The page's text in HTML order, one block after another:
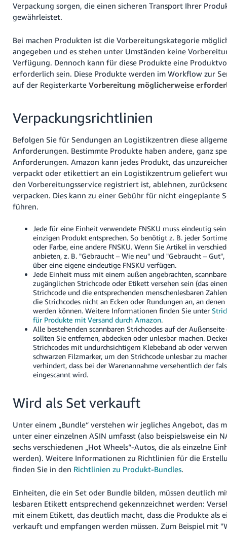
Verpackung sorgen, die einen sicheren Transport Ihrer
gewährleistet.
Bei machen Produkten ist die Vorbereitungskategorie
angegeben und es stehen unter Umständen keine
Verfügung. Dennoch kann für diese Produkte eine
erforderlich sein. Diese Produkte werden im Workflow zur
auf der RegisterkarteVorbereitung möglicherweise
Verpackungsrichtlinien
Befolgen Sie für Sendungen an Logistikzentren diese
Anforderungen. Bestimmte Produkte haben andere, ganz
Anforderungen.Amazon kann jedes Produkt, das
verpackt oder etikettiert an ein Logistikzentrum geliefert
den Vorbereitungsservice registriert ist, ablehnen,
verpacken. Dies kann zu einer Gebühr für nicht eingeplante
führen.
Jede für eine Einheit verwendete FNSKU muss eindeutig
einzigen Produkt entsprechen. So benötigt z. B. jeder
oder Farbe, eine andere FNSKU. Wenn Sie Artikel in
anbieten, z. B. "Gebraucht – Wie neu" und "Gebraucht –
über eine eigene eindeutige FNSKU verfügen.
Jede Einheit muss mit einem außen angebrachten,
zugänglichen Strichcode oder Etikett versehen sein (das
Strichcode und die entsprechenden menschenlesbaren
die Strichcodes nicht an Ecken oder Rundungen an, an
werden können.Weitere Informationen finden Sie unter
für Produkte mit Versand durch Amazon.
Alle bestehenden scannbaren Strichcodes auf der
sollten Sie entfernen, abdecken oder unlesbar machen.
Strichcodes mit undurchsichtigem Klebeband ab oder
schwarzen Filzmarker, um den Strichcode unlesbar zu
verhindert, dass bei der Warenannahme versehentlich der
eingescannt wird.
Wird als Set verkauft
Unter einem „Bundle“ verstehen wir jegliches Angebot, das
unter einer einzelnen ASIN umfasst (also beispielsweise ein
sechs verschiedenen „Hot Wheels“-Autos, die als einzelne
werden). Weitere Informationen zu Richtlinien für die
finden Sie in den Richtlinien zu Produkt-Bundles.
Einheiten, die ein Set oder Bundle bilden, müssen deutlich
lesbaren Etikett entsprechend gekennzeichnet werden:
mit einem Etikett, das deutlich macht, dass die Produkte als
verkauft und empfangen werden müssen. Zum Beispiel mit